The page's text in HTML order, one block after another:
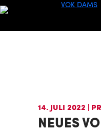
14. JULI 2022 |
NEUES